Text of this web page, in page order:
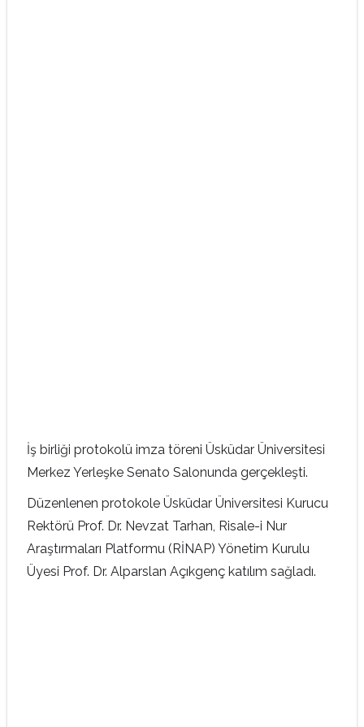
İş birliği protokolü imza töreni Üsküdar Üniversitesi
Merkez Yerleşke Senato Salonunda gerçekleşti.
Düzenlenen protokole Üsküdar Üniversitesi Kurucu
Rektörü Prof. Dr. Nevzat Tarhan, Risale-i Nur
Araştırmaları Platformu (RİNAP) Yönetim Kurulu
Üyesi Prof. Dr. Alparslan Açıkgenç katılım sağladı.